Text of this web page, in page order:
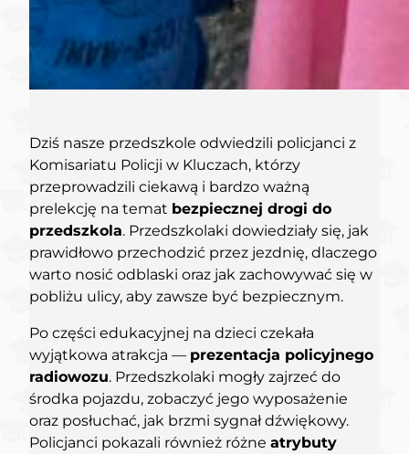
Dziś nasze przedszkole odwiedzili policjanci z
Komisariatu Policji w Kluczach, którzy
przeprowadzili ciekawą i bardzo ważną
prelekcję na temat bezpiecznej drogi do
przedszkola. Przedszkolaki dowiedziały się, jak
prawidłowo przechodzić przez jezdnię, dlaczego
warto nosić odblaski oraz jak zachowywać się w
pobliżu ulicy, aby zawsze być bezpiecznym.
Po części edukacyjnej na dzieci czekała
wyjątkowa atrakcja — prezentacja policyjnego
radiowozu. Przedszkolaki mogły zajrzeć do
środka pojazdu, zobaczyć jego wyposażenie
oraz posłuchać, jak brzmi sygnał dźwiękowy.
Policjanci pokazali również różne atrybuty